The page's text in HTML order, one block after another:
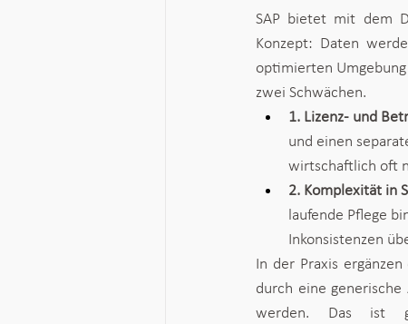
SAP bietet mit dem
Konzept: Daten
optimierten
zwei Schwächen.
1. Lizenz- und
und einen
wirtschaftlich oft
2. Komplexität in
laufende Pflege
Inkonsistenzen
In der Praxis
durch eine
werden. Das ist